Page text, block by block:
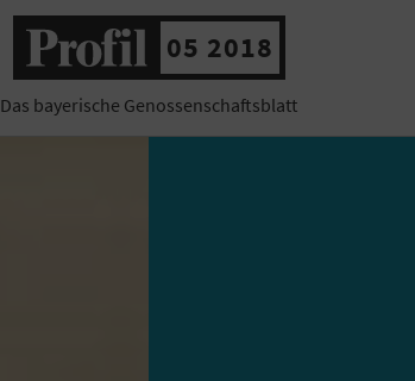
05 2018
Das bayerische Genossenschaftsblatt